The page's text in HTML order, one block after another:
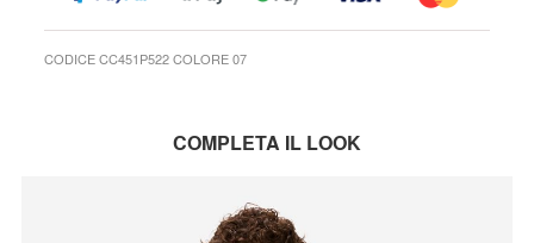
CODICE CC451P522 COLORE 07
COMPLETA IL LOOK